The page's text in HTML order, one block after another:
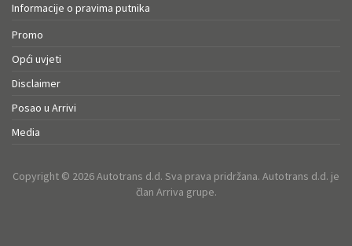
Informacije o pravima putnika
Promo
Opći uvjeti
Disclaimer
Posao u Arrivi
Media
Copyright © 2026 Autotrans d.d. Sva prava pridržana. Autotrans d.d. je
član Arriva grupe.